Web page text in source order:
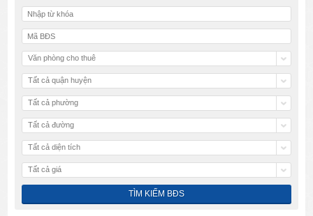
Văn phòng cho thuê
Tất cả quận huyện
Tất cả phường
Tất cả đường
Tất cả diện tích
Tất cả giá